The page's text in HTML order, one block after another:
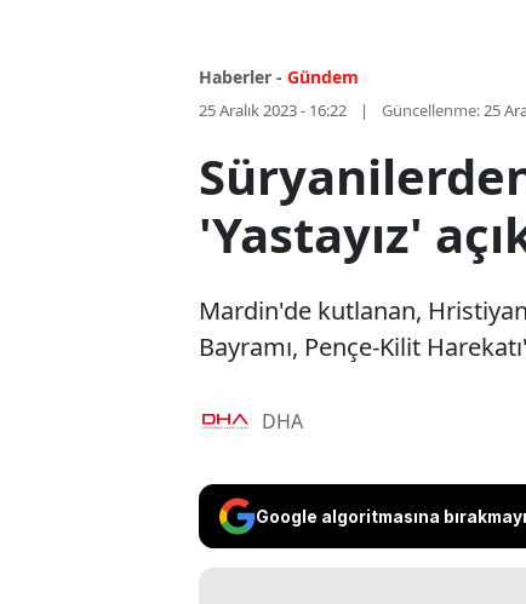
Haberler - Gündem
25 Aralık 2023 - 16:22 Güncellenme:25
'Yastayız'
Mardin'de kutlanan,
Bayramı, Pençe-Kilit
DHA
Google algoritmasına